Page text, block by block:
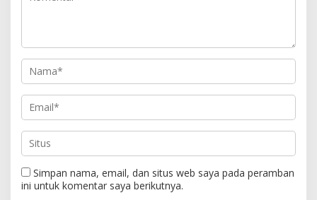
Simpan nama, email, dan situs web saya pada peramban
ini untuk komentar saya berikutnya.